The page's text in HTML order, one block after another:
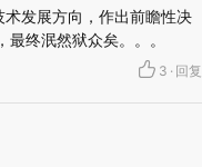
术发展方向，作出前瞻性决
终泯然狱众矣。。。
3 · 回复